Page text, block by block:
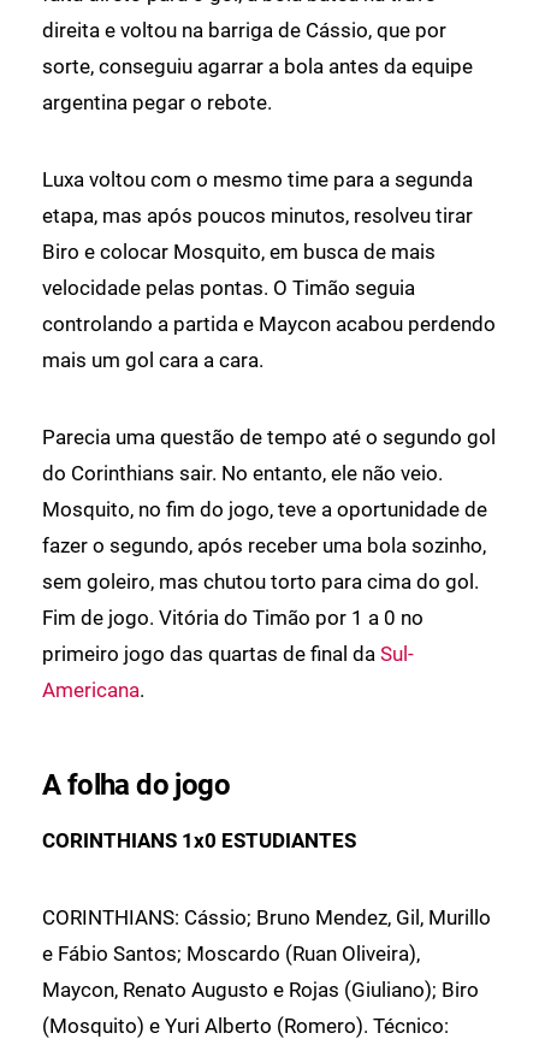
direita e voltou na barriga de Cássio, que por
sorte, conseguiu agarrar a bola antes da equipe
argentina pegar o rebote.
Luxa voltou com o mesmo time para a segunda
etapa, mas após poucos minutos, resolveu tirar
Biro e colocar Mosquito, em busca de mais
velocidade pelas pontas. O Timão seguia
controlando a partida e Maycon acabou perdendo
mais um gol cara a cara.
Parecia uma questão de tempo até o segundo gol
do Corinthians sair. No entanto, ele não veio.
Mosquito, no fim do jogo, teve a oportunidade de
fazer o segundo, após receber uma bola sozinho,
sem goleiro, mas chutou torto para cima do gol.
Fim de jogo. Vitória do Timão por 1 a 0 no
primeiro jogo das quartas de final da Sul-
Americana.
A folha do jogo
CORINTHIANS 1x0 ESTUDIANTES
CORINTHIANS: Cássio; Bruno Mendez, Gil, Murillo
e Fábio Santos; Moscardo (Ruan Oliveira),
Maycon, Renato Augusto e Rojas (Giuliano); Biro
(Mosquito) e Yuri Alberto (Romero). Técnico: